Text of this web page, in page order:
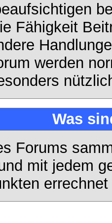
Fähigkeit
werden
Was
Forums
mit jedem